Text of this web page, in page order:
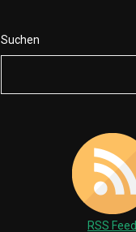
Suchen
RSS Feed